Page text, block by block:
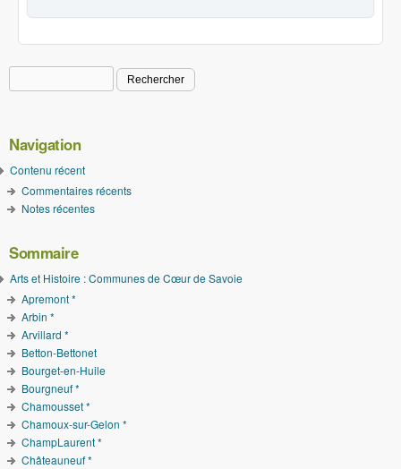
Formulaire de recherche
Navigation
Contenu récent
Commentaires récents
Notes récentes
Sommaire
Arts et Histoire : Communes de Cœur de Savoie
Apremont *
Arbin *
Arvillard *
Betton-Bettonet
Bourget-en-Huile
Bourgneuf *
Chamousset *
Chamoux-sur-Gelon *
ChampLaurent *
Châteauneuf *